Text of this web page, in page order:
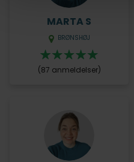
MARTA S
BRØNSHØJ
(87 anmeldelser)